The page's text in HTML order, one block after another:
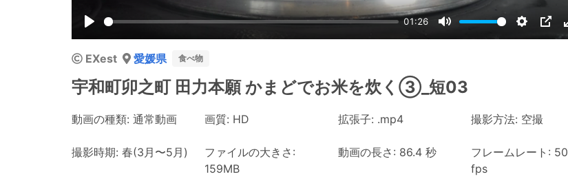
Play
01:26
Mute Settings
PIP
EXest 愛媛県 食べ物
宇和町卯之町 田力本願 かまどでお米を炊く③_短03
動画の種類: 通常動画 画質: HD 拡張子: .mp4 撮影方法: 空撮
撮影時期: 春(3月〜5月)
ファイルの大きさ:
159MB
動画の長さ: 86.4 秒
フレームレート: 50
fps